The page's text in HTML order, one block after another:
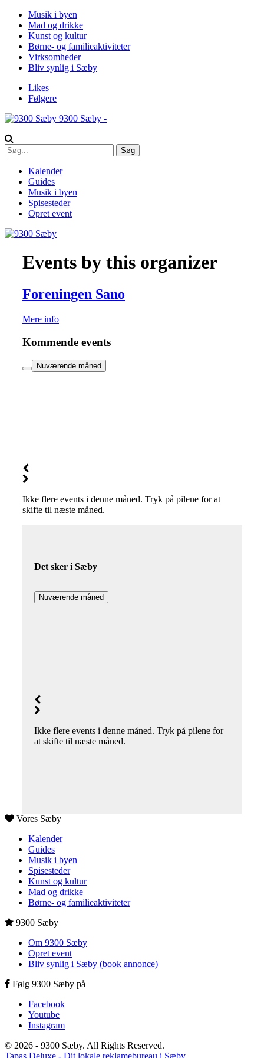
Musik i byen
Mad og drikke
Kunst og kultur
Børne- og familieaktiviteter
Virksomheder
Bliv synlig i Sæby
Likes
Følgere
9300 Sæby -
Kalender
Guides
Musik i byen
Spisesteder
Opret event
Events by this organizer
Foreningen Sano
Mere info
Kommende events
Nuværende måned
Ikke flere events i denne måned. Tryk på pilene for at
skifte til næste måned.
Det sker i Sæby
Nuværende måned
Ikke flere events i denne måned. Tryk på pilene for
at skifte til næste måned.
Vores Sæby
Kalender
Guides
Musik i byen
Spisesteder
Kunst og kultur
Mad og drikke
Børne- og familieaktiviteter
9300 Sæby
Om 9300 Sæby
Opret event
Bliv synlig i Sæby (book annonce)
Følg 9300 Sæby på
Facebook
Youtube
Instagram
© 2026 - 9300 Sæby. All Rights Reserved.
Tapas Deluxe - Dit lokale reklamebureau i Sæby